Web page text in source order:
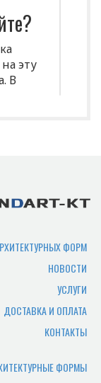
эту
В
дней.
ФОРМ
НОВОСТИ
УСЛУГИ
ДОСТАВКА И ОПЛАТА
КОНТАКТЫ
ФОРМЫ